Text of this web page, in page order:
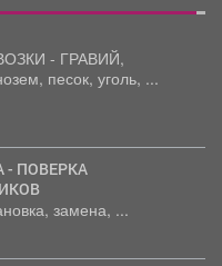
- ГРАВИЙ,
песок, уголь, ...
замена, ...